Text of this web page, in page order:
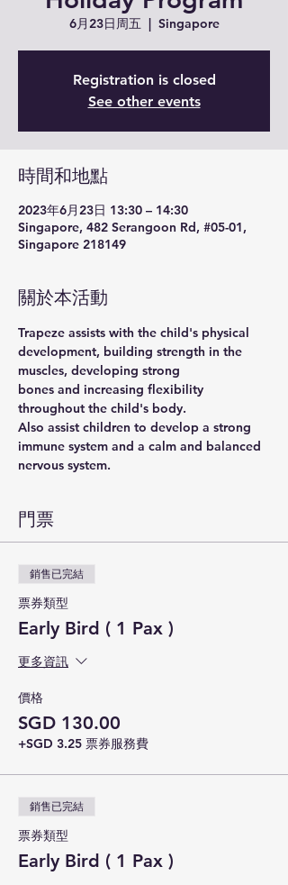
6月23日周五
  |
Singapore
Registration is closed
See other events
時間和地點
2023年6月23日 13:30 – 14:30
Singapore, 482 Serangoon Rd, #05-01,
Singapore 218149
關於本活動
Trapeze assists with the child's physical
development, building strength in the
muscles, developing strong
bones and increasing flexibility
throughout the child's body.
Also assist children to develop a strong
immune system and a calm and balanced
nervous system.
門票
銷售已完結
票券類型
Early Bird ( 1 Pax )
更多資訊
價格
SGD 130.00
+SGD 3.25 票券服務費
銷售已完結
票券類型
Early Bird ( 1 Pax )